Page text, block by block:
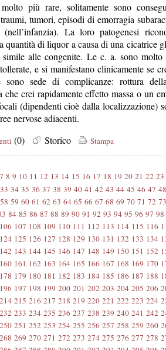
più rare, solitamente sono
tumori, episodi di emorragia
La loro patogenesi
quantità di liquor a causa di una cicatrice
alle congenite. Le c. a. sono molto
e si manifestano clinicamente se
sede di complicanze: rottura
che crei rapidamente effetto massa o un
(dipendenti cioè dalla localizzazione)
nervose adiacenti.
(0) Storico Stampa
7 8 9 10 11 12 13 14 15 16 17 18 19 20 21 22 23
33 34 35 36 37 38 39 40 41 42 43 44 45 46 47 48
58 59 60 61 62 63 64 65 66 67 68 69 70 71 72 73
84 85 86 87 88 89 90 91 92 93 94 95 96 97 98
106 107 108 109 110 111 112 113 114 115 116
124 125 126 127 128 129 130 131 132 133 134
142 143 144 145 146 147 148 149 150 151 152
160 161 162 163 164 165 166 167 168 169 170
178 179 180 181 182 183 184 185 186 187 188
196 197 198 199 200 201 202 203 204 205 206
214 215 216 217 218 219 220 221 222 223 224
232 233 234 235 236 237 238 239 240 241 242
250 251 252 253 254 255 256 257 258 259 260
268 269 270 271 272 273 274 275 276 277 278